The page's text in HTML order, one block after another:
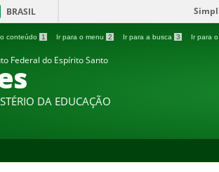
BRASIL
conteúdo 1 Ir para o menu 2 Ir para a busca 3 Ir para
Federal do Espírito Santo
DA EDUCAÇÃO